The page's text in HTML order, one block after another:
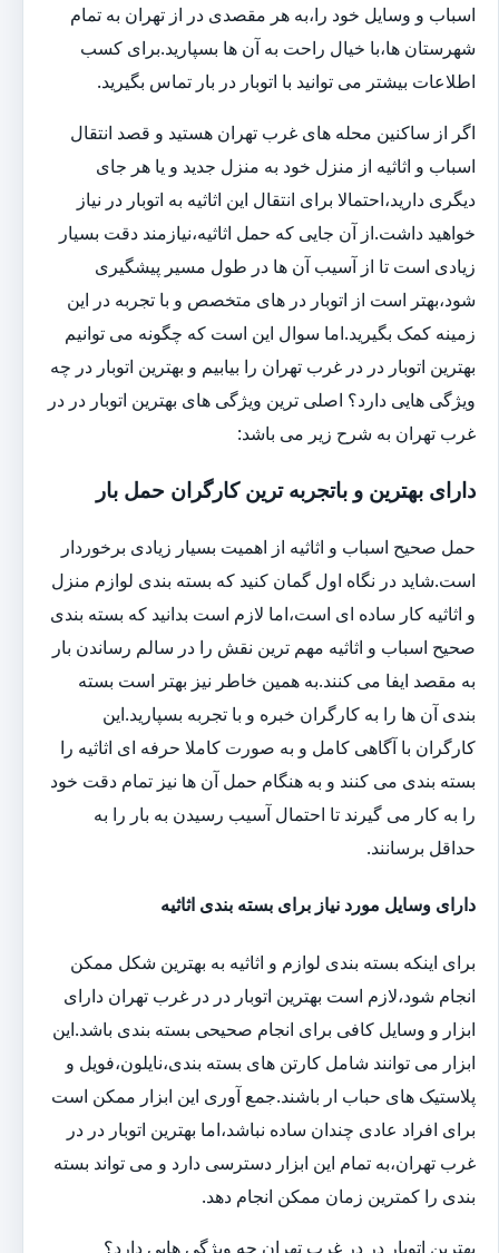
اسباب و وسایل خود را،به هر مقصدی در از تهران به تمام
شهرستان ها،با خیال راحت به آن ها بسپارید.برای کسب
اطلاعات بیشتر می توانید با اتوبار در بار تماس بگیرید.
اگر از ساکنین محله های غرب تهران هستید و قصد انتقال
اسباب و اثاثیه از منزل خود به منزل جدید و یا هر جای
دیگری دارید،احتمالا برای انتقال این اثاثیه به اتوبار در نیاز
خواهید داشت.از آن جایی که حمل اثاثیه،نیازمند دقت بسیار
زیادی است تا از آسیب آن ها در طول مسیر پیشگیری
شود،بهتر است از اتوبار در های متخصص و با تجربه در این
زمینه کمک بگیرید.اما سوال این است که چگونه می توانیم
بهترین اتوبار در در غرب تهران را بیابیم و بهترین اتوبار در چه
ویژگی هایی دارد؟ اصلی ترین ویژگی های بهترین اتوبار در در
غرب تهران به شرح زیر می باشد:
دارای بهترین و باتجربه ترین کارگران حمل بار
حمل صحیح اسباب و اثاثیه از اهمیت بسیار زیادی برخوردار
است.شاید در نگاه اول گمان کنید که بسته بندی لوازم منزل
و اثاثیه کار ساده ای است،اما لازم است بدانید که بسته بندی
صحیح اسباب و اثاثیه مهم ترین نقش را در سالم رساندن بار
به مقصد ایفا می کنند.به همین خاطر نیز بهتر است بسته
بندی آن ها را به کارگران خبره و با تجربه بسپارید.این
کارگران با آگاهی کامل و به صورت کاملا حرفه ای اثاثیه را
بسته بندی می کنند و به هنگام حمل آن ها نیز تمام دقت خود
را به کار می گیرند تا احتمال آسیب رسیدن به بار را به
حداقل برسانند.
دارای وسایل مورد نیاز برای بسته بندی اثاثیه
برای اینکه بسته بندی لوازم و اثاثیه به بهترین شکل ممکن
انجام شود،لازم است بهترین اتوبار در در غرب تهران دارای
ابزار و وسایل کافی برای انجام صحیحی بسته بندی باشد.این
ابزار می توانند شامل کارتن های بسته بندی،نایلون،فویل و
پلاستیک های حباب ار باشند.جمع آوری این ابزار ممکن است
برای افراد عادی چندان ساده نباشد،اما بهترین اتوبار در در
غرب تهران،به تمام این ابزار دسترسی دارد و می تواند بسته
بندی را کمترین زمان ممکن انجام دهد.
بهترین اتوبار در در غرب تهران چه ویژگی هایی دارد؟